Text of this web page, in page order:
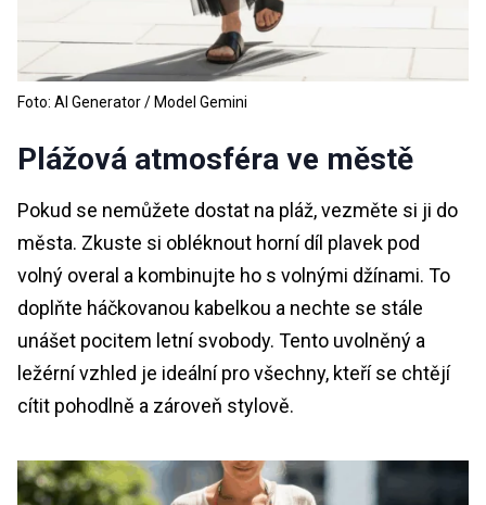
Foto: AI Generator / Model Gemini
Plážová atmosféra ve městě
Pokud se nemůžete dostat na pláž, vezměte si ji do
města. Zkuste si obléknout horní díl plavek pod
volný overal a kombinujte ho s volnými džínami. To
doplňte háčkovanou kabelkou a nechte se stále
unášet pocitem letní svobody. Tento uvolněný a
ležérní vzhled je ideální pro všechny, kteří se chtějí
cítit pohodlně a zároveň stylově.